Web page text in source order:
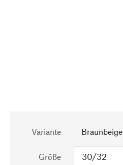
Variante Braunbeige
Größe